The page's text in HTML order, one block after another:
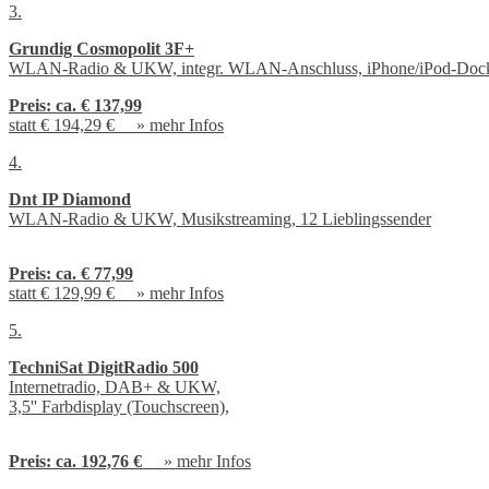
3.
Grundig Cosmopolit 3F+
WLAN-Radio & UKW, integr. WLAN-Anschluss, iPhone/iPod-
Preis: ca. € 137,99
statt € 194,29 € » mehr Infos
4.
Dnt IP Diamond
WLAN-Radio & UKW, Musikstreaming, 12 Lieblingssender
Preis: ca. € 77,99
statt € 129,99 € » mehr Infos
5.
TechniSat DigitRadio 500
Internetradio, DAB+ & UKW,
3,5'' Farbdisplay (Touchscreen),
Preis: ca. 192,76 € » mehr Infos